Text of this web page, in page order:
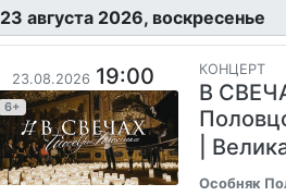
23 августа 2026, воскресенье
23.08.2026 19:00
6+
КОНЦЕРТ
В
|
Особняк